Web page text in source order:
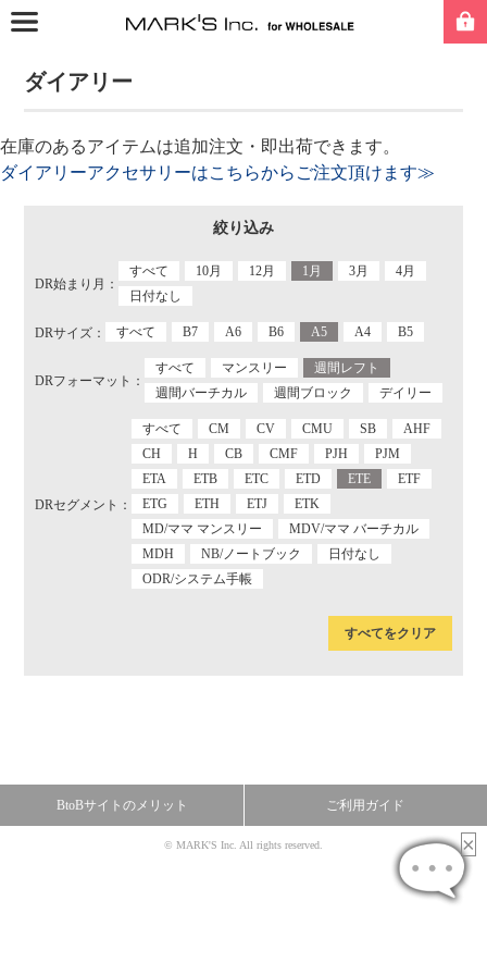
ダイアリー
在庫のあるアイテムは追加注文・即出荷できます。
ダイアリーアクセサリーはこちらからご注文頂けます≫
絞り込み
DR始まり月：
すべて 10月 12月 1月 3月
4月
日付なし
DRサイズ： すべて B7 A6 B6 A5 A4 B5
DRフォーマット：
すべて マンスリー
週間レフト
週間バーチカル
週間ブロック デイリー
DRセグメント：
すべて CM CV CMU SB
AHF
CH
H CB CMF PJH
PJM
ETA
ETB ETC ETD ETE
ETF
ETG
ETH ETJ
ETK
MD/ママ マンスリー
MDV/ママ バーチカル
MDH
NB/ノートブック
日付なし
ODR/システム手帳
すべてをクリア
BtoBサイトのメリット ご利用ガイド
© MARK'S Inc. All rights reserved.